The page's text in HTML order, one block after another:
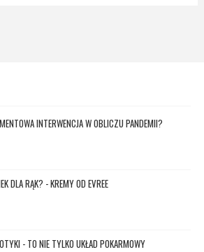
INTERWENCJA W OBLICZU PANDEMII?
DLA RĄK? - KREMY OD EVREE
- TO NIE TYLKO UKŁAD POKARMOWY